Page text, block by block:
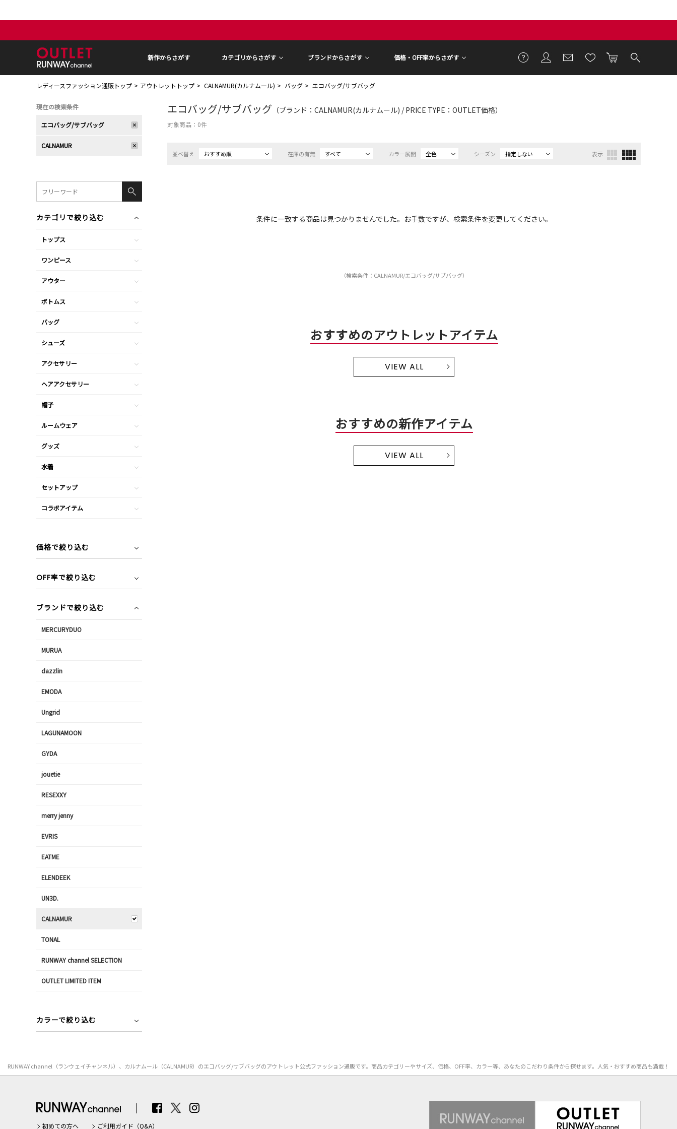
新作からさがす カテゴリからさがす ブランドからさがす 価格・OFF率からさがす
レディースファッション通販トップ アウトレットトップ CALNAMUR(カルナムール) バッグ エコバッグ/サブバッグ
エコバッグ/サブバッグ （ブランド：CALNAMUR(カルナムール) / PRICE TYPE：OUTLET価格）
対象商品： 0件
並べ替え おすすめ順 在庫の有無 すべて カラー展開 全色 シーズン 指定しない 表示
条件に一致する商品は見つかりませんでした。お手数ですが、検索条件を変更してください。
（検索条件：CALNAMUR/エコバッグ/サブバッグ）
おすすめのアウトレットアイテム
VIEW ALL
おすすめの新作アイテム
VIEW ALL
現在の検索条件
エコバッグ/サブバッグ
CALNAMUR
カテゴリで絞り込む
トップス
ワンピース
アウター
ボトムス
バッグ
シューズ
アクセサリー
ヘアアクセサリー
帽子
ルームウェア
グッズ
水着
セットアップ
コラボアイテム
価格で絞り込む
OFF率で絞り込む
ブランドで絞り込む
MERCURYDUO
MURUA
dazzlin
EMODA
Ungrid
LAGUNAMOON
GYDA
jouetie
RESEXXY
merry jenny
EVRIS
EATME
ELENDEEK
UN3D.
CALNAMUR
TONAL
RUNWAY channel SELECTION
OUTLET LIMITED ITEM
カラーで絞り込む
RUNWAY channel（ランウェイチャンネル）、カルナムール（CALNAMUR）のエコバッグ/サブバッグのアウトレット公式ファッション通販です。商品カテゴリーやサイズ、価格、OFF率、カラー等、あなたのこだわり条件から探せます。人気・おすすめ商品も満載！
初めての方へ ご利用ガイド（Q&A）